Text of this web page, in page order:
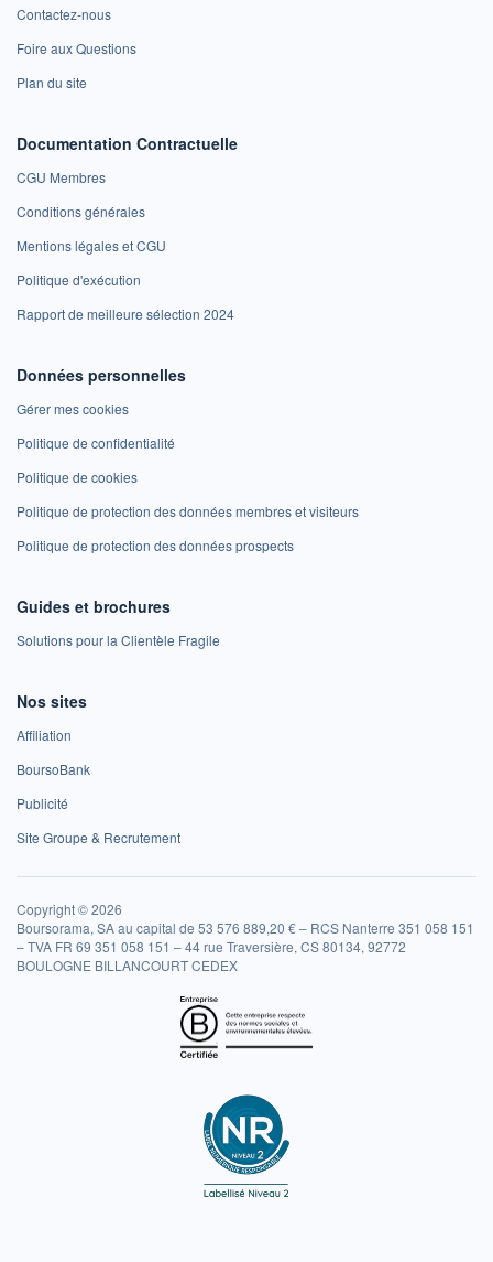
Contactez-nous
Foire aux Questions
Plan du site
Documentation Contractuelle
CGU Membres
Conditions générales
Mentions légales et CGU
Politique d'exécution
Rapport de meilleure sélection 2024
Données personnelles
Gérer mes cookies
Politique de confidentialité
Politique de cookies
Politique de protection des données membres et visiteurs
Politique de protection des données prospects
Guides et brochures
Solutions pour la Clientèle Fragile
Nos sites
Affiliation
BoursoBank
Publicité
Site Groupe & Recrutement
Copyright © 2026
Boursorama, SA au capital de 53 576 889,20 € – RCS Nanterre 351 058 151
– TVA FR 69 351 058 151 – 44 rue Traversière, CS 80134, 92772
BOULOGNE BILLANCOURT CEDEX